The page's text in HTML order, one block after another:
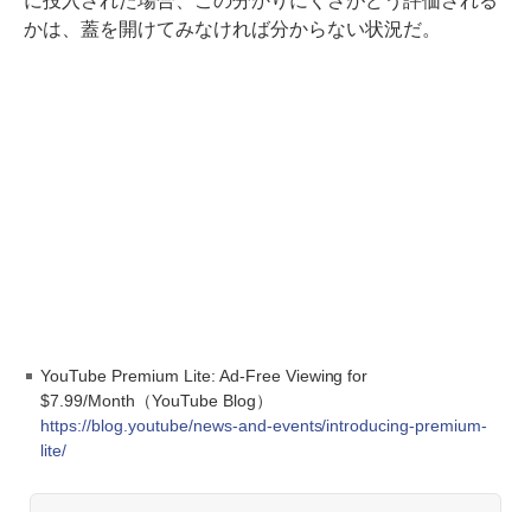
かは、蓋を開けてみなければ分からない状況だ。
YouTube Premium Lite: Ad-Free Viewing for
$7.99/Month（YouTube Blog）
https://blog.youtube/news-and-events/introducing-premium-
lite/